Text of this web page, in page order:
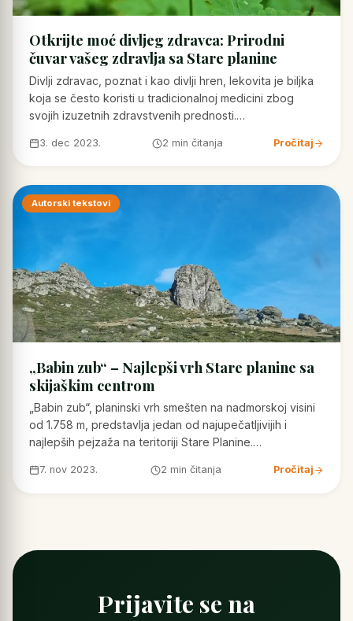
Otkrijte moć divljeg zdravca: Prirodni
čuvar vašeg zdravlja sa Stare planine
Divlji zdravac, poznat i kao divlji hren, lekovita je biljka
koja se često koristi u tradicionalnoj medicini zbog
svojih izuzetnih zdravstvenih prednosti.…
3. dec 2023. 2 min čitanja Pročitaj
Autorski tekstovi
„Babin zub“ – Najlepši vrh Stare planine sa
skijaškim centrom
„Babin zub“, planinski vrh smešten na nadmorskoj visini
od 1.758 m, predstavlja jedan od najupečatljivijih i
najlepših pejzaža na teritoriji Stare Planine.…
7. nov 2023. 2 min čitanja Pročitaj
Prijavite se na